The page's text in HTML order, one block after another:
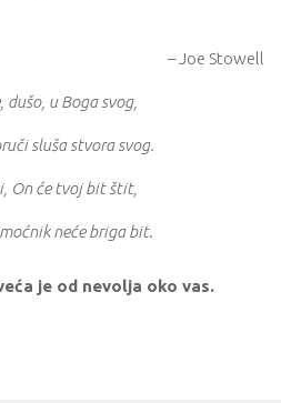
– Joe Stowell
dušo, u Boga svog,
sluša stvora svog.
On će tvoj bit štit,
neće briga bit.
je od nevolja oko vas.